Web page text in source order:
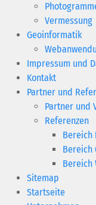
Vermessung
Geoinformatik
Impressum und
Kontakt
Partner und
Partner und
Referenzen
Bereich
Bereich
Bereich
Sitemap
Startseite